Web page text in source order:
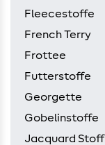
Fleecestoffe
French Terry
Frottee
Futterstoffe
Georgette
Gobelinstoffe
Jacquard Stoff